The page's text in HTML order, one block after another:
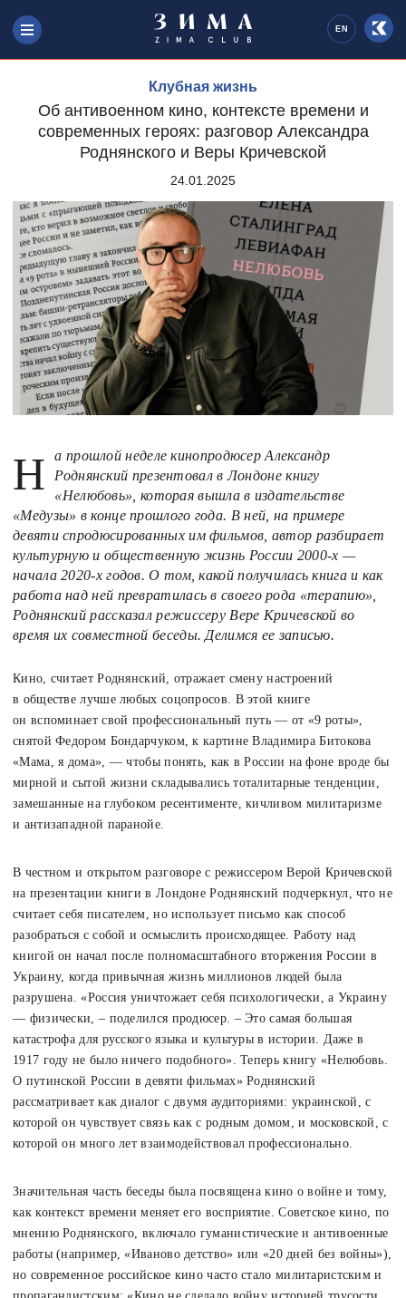
EN
Клубная жизнь
Об антивоенном кино, контексте времени и
современных героях: разговор Александра
Роднянского и Веры Кричевской
24.01.2025
На прошлой неделе кинопродюсер Александр
Роднянский презентовал в Лондоне книгу
«Нелюбовь», которая вышла в издательстве
«Медузы» в конце прошлого года. В ней, на примере
девяти спродюсированных им фильмов, автор разбирает
культурную и общественную жизнь России 2000-х —
начала 2020-х годов. О том, какой получилась книга и как
работа над ней превратилась в своего рода «терапию»,
Роднянский рассказал режиссеру Вере Кричевской во
время их совместной беседы. Делимся ее записью.
Кино, считает Роднянский, отражает смену настроений
в обществе лучше любых соцопросов. В этой книге
он вспоминает свой профессиональный путь — от «9 роты»,
снятой Федором Бондарчуком, к картине Владимира Битокова
«Мама, я дома», — чтобы понять, как в России на фоне вроде бы
мирной и сытой жизни складывались тоталитарные тенденции,
замешанные на глубоком ресентименте, кичливом милитаризме
и антизападной паранойе.
В честном и открытом разговоре с режиссером Верой Кричевской
на презентации книги в Лондоне Роднянский подчеркнул, что не
считает себя писателем, но использует письмо как способ
разобраться с собой и осмыслить происходящее. Работу над
книгой он начал после полномасштабного вторжения России в
Украину, когда привычная жизнь миллионов людей была
разрушена. «Россия уничтожает себя психологически, а Украину
— физически, – поделился продюсер. – Это самая большая
катастрофа для русского языка и культуры в истории. Даже в
1917 году не было ничего подобного». Теперь книгу «Нелюбовь.
О путинской России в девяти фильмах» Роднянский
рассматривает как диалог с двумя аудиториями: украинской, с
которой он чувствует связь как с родным домом, и московской, с
которой он много лет взаимодействовал профессионально.
Значительная часть беседы была посвящена кино о войне и тому,
как контекст времени меняет его восприятие. Советское кино, по
мнению Роднянского, включало гуманистические и антивоенные
работы (например, «Иваново детство» или «20 дней без войны»),
но современное российское кино часто стало милитаристским и